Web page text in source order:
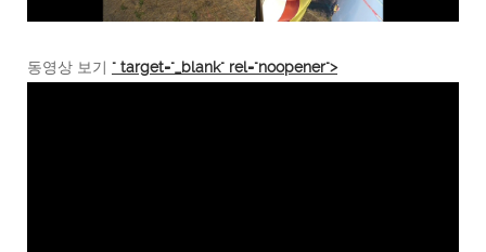
동영상 보기 " target="_blank" rel="noopener">